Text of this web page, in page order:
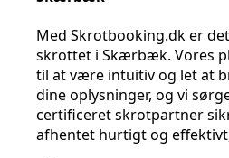
Med Skrotbooking.dk er
skrottet i Skærbæk. Vores
til at være intuitiv og let at
dine oplysninger, og vi
certificeret skrotpartner
afhentet hurtigt og